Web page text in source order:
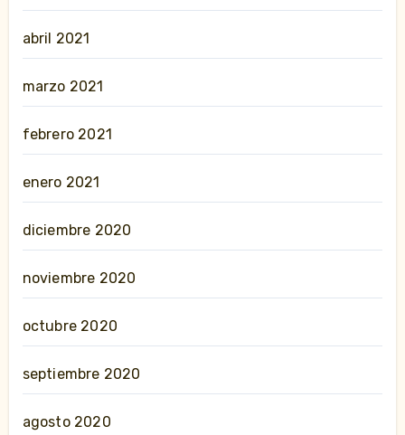
abril 2021
marzo 2021
febrero 2021
enero 2021
diciembre 2020
noviembre 2020
octubre 2020
septiembre 2020
agosto 2020